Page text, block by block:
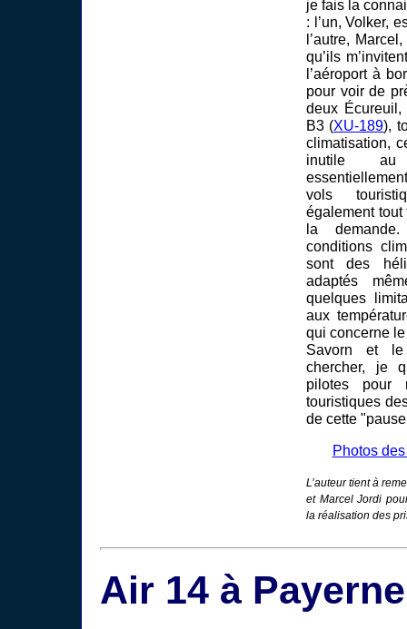
je fais la
: l’un, Volker,
l’autre,
qu’ils
l’aéroport à
pour voir de
deux
B3 (XU-189),
climatisation,
inutile au
vols
également
la
conditions
sont des
adaptés
quelques
aux
qui concerne
Savorn et
chercher, je
pilotes pour
touristiques
de cette
Photos
L’auteur tient à
et Marcel Jordi
la réalisation des
Air 14 à Payerne